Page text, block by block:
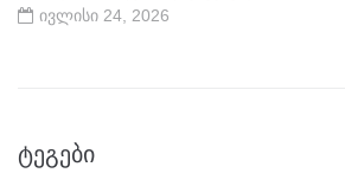
ივლისი 24, 2026
ᲢᲔᲒᲔᲑᲘ